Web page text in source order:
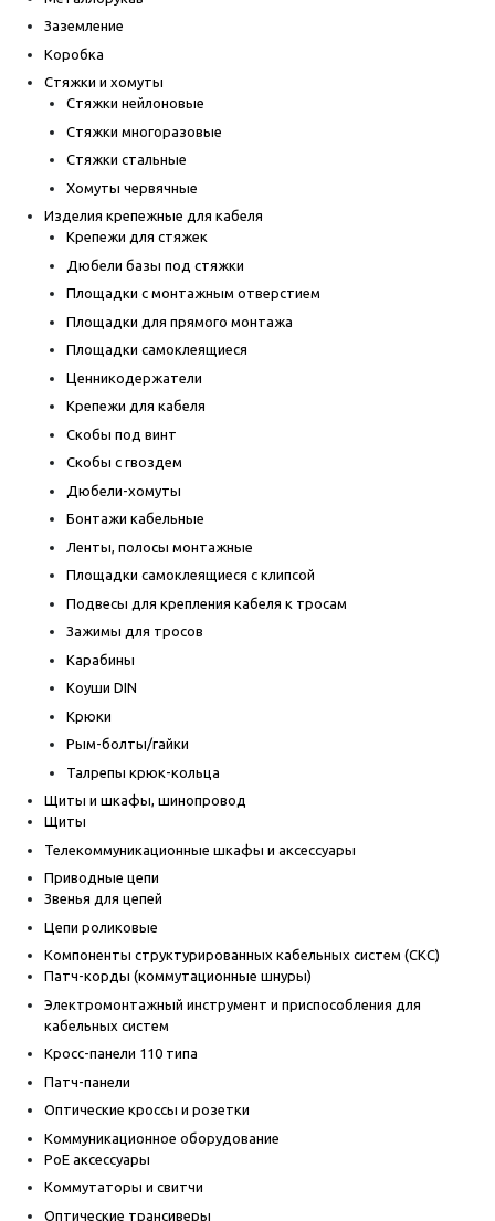
Заземление
Коробка
Стяжки и хомуты
Стяжки нейлоновые
Стяжки многоразовые
Стяжки стальные
Хомуты червячные
Изделия крепежные для кабеля
Крепежи для стяжек
Дюбели базы под стяжки
Площадки с монтажным отверстием
Площадки для прямого монтажа
Площадки самоклеящиеся
Ценникодержатели
Крепежи для кабеля
Скобы под винт
Скобы с гвоздем
Дюбели-хомуты
Бонтажи кабельные
Ленты, полосы монтажные
Площадки самоклеящиеся с клипсой
Подвесы для крепления кабеля к тросам
Зажимы для тросов
Карабины
Коуши DIN
Крюки
Рым-болты/гайки
Талрепы крюк-кольца
Щиты и шкафы, шинопровод
Щиты
Телекоммуникационные шкафы и аксессуары
Приводные цепи
Звенья для цепей
Цепи роликовые
Компоненты структурированных кабельных систем (СКС)
Патч-корды (коммутационные шнуры)
Электромонтажный инструмент и приспособления для
кабельных систем
Кросс-панели 110 типа
Патч-панели
Оптические кроссы и розетки
Коммуникационное оборудование
PoE аксессуары
Коммутаторы и свитчи
Оптические трансиверы